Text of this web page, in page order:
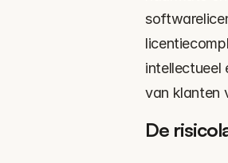
intellectueel
van klanten
De